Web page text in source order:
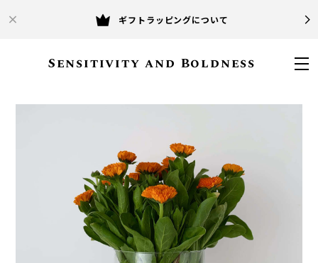
ギフトラッピングについて
Sensitivity and Boldness